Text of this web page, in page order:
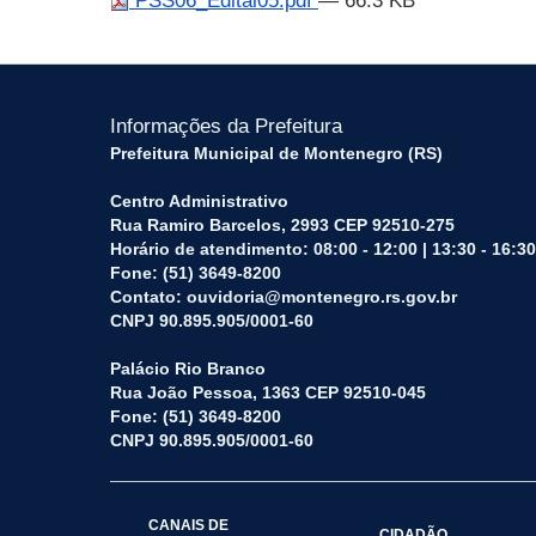
Informações da Prefeitura
Prefeitura Municipal de Montenegro (RS)
Centro Administrativo
Rua Ramiro Barcelos, 2993 CEP 92510-275
Horário de atendimento: 08:00 - 12:00 | 13:30 - 16:30
Fone: (51) 3649-8200
Contato: ouvidoria@montenegro.rs.gov.br
CNPJ 90.895.905/0001-60
Palácio Rio Branco
Rua João Pessoa, 1363 CEP 92510-045
Fone: (51) 3649-8200
CNPJ 90.895.905/0001-60
CANAIS DE